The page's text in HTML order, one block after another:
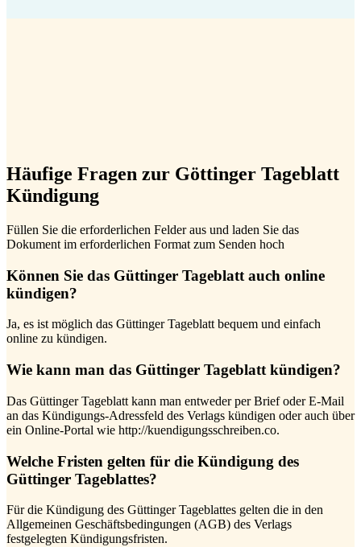
Häufige Fragen zur Göttinger Tageblatt
Kündigung
Füllen Sie die erforderlichen Felder aus und laden Sie das
Dokument im erforderlichen Format zum Senden hoch
Können Sie das Güttinger Tageblatt auch online
kündigen?
Ja, es ist möglich das Güttinger Tageblatt bequem und einfach
online zu kündigen.
Wie kann man das Güttinger Tageblatt kündigen?
Das Güttinger Tageblatt kann man entweder per Brief oder E-Mail
an das Kündigungs-Adressfeld des Verlags kündigen oder auch über
ein Online-Portal wie http://kuendigungsschreiben.co.
Welche Fristen gelten für die Kündigung des
Güttinger Tageblattes?
Für die Kündigung des Güttinger Tageblattes gelten die in den
Allgemeinen Geschäftsbedingungen (AGB) des Verlags
festgelegten Kündigungsfristen.